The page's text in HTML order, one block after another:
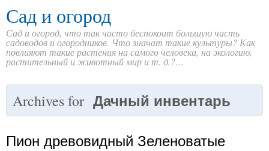
Сад и огород
Сад и огород, что так часто беспокоит большую часть
садоводов и огородников. Что значат такие культуры? Как
повлияют такие растения на самого человека, на экологию,
растительный и животный мир и т. д.?…
Archives for Дачный инвентарь
Пион древовидный Зеленоватые